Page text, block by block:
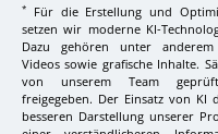
*
Für die Erstellung und
setzen wir moderne KI-
Dazu gehören unter
Videos sowie grafische Inhalte.
von unserem Team
freigegeben. Der Einsatz von KI
besseren Darstellung unserer